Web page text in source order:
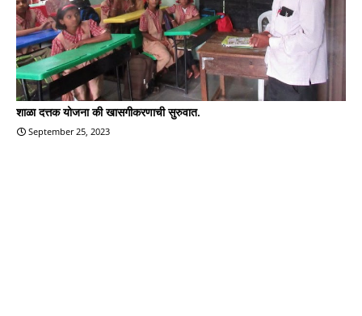
शाळा दत्तक योजना की खासगीकरणाची सुरुवात.
September 25, 2023